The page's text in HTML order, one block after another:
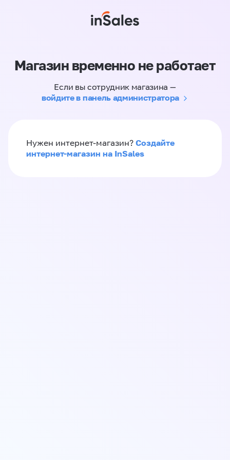
Магазин временно не работает
Если вы сотрудник магазина —
войдите в панель администратора
Нужен интернет-магазин? Создайте
интернет-магазин на InSales